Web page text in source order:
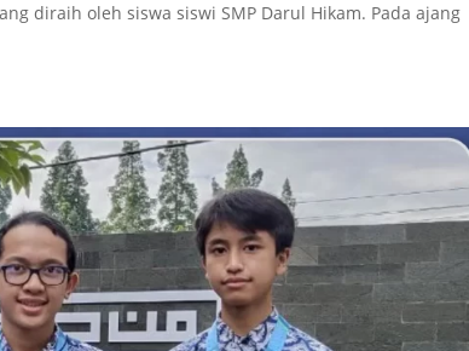
diraih oleh siswa siswi SMP Darul Hikam. Pada ajang